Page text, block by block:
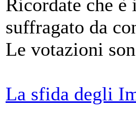
Ricordate che è
suffragato da
Le votazioni
La sfida degli